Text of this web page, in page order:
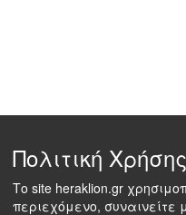
Πολιτική
Το site heraklion.gr
περιεχόμενο, συναινείτε